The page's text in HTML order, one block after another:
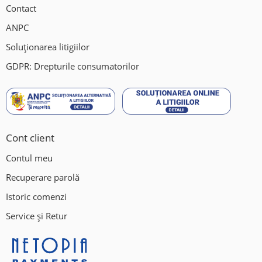
Contact
ANPC
Soluționarea litigiilor
GDPR: Drepturile consumatorilor
Cont client
Contul meu
Recuperare parolă
Istoric comenzi
Service și Retur